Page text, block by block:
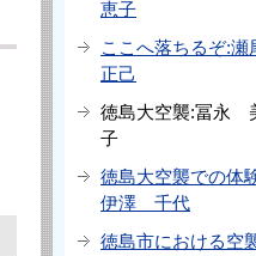
恵子
ここへ落ちるぞ:
正己
徳島大空襲:冨永
子
徳島大空襲での体
伊澤 千代
徳島市における空